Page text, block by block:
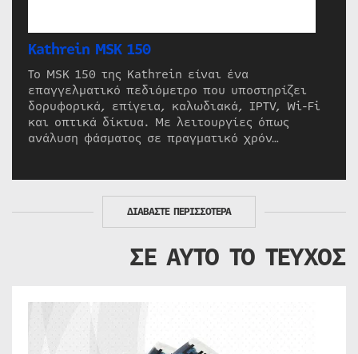
Kathrein MSK 150
Το MSK 150 της Kathrein είναι ένα
επαγγελματικό πεδιόμετρο που υποστηρίζει
δορυφορικά, επίγεια, καλωδιακά, IPTV, Wi-Fi
και οπτικά δίκτυα. Με λειτουργίες όπως
ανάλυση φάσματος σε πραγματικό χρόν…
ΔΙΑΒΑΣΤΕ ΠΕΡΙΣΣΟΤΕΡΑ
ΣΕ ΑΥΤΟ ΤΟ ΤΕΥΧΟΣ